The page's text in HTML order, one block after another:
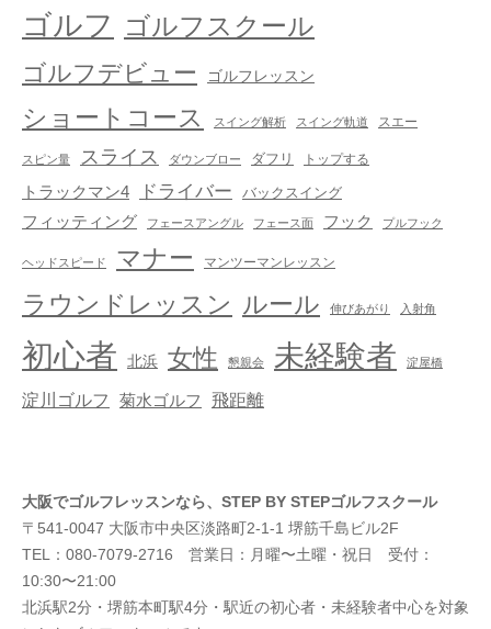
ゴルフ ゴルフスクール
ゴルフデビュー ゴルフレッスン
ショートコース スイング解析 スイング軌道 スエー
スピン量 スライス ダウンブロー ダフリ トップする
トラックマン4 ドライバー バックスイング
フィッティング フェースアングル フェース面 フック プルフック
ヘッドスピード マナー マンツーマンレッスン
ラウンドレッスン ルール 伸びあがり 入射角
初心者 北浜 女性 懇親会 未経験者 淀屋橋
淀川ゴルフ 菊水ゴルフ 飛距離
大阪でゴルフレッスンなら、STEP BY STEPゴルフスクール
〒541-0047 大阪市中央区淡路町2-1-1 堺筋千島ビル2F
TEL：080-7079-2716 営業日：月曜〜土曜・祝日 受付：
10:30〜21:00
北浜駅2分・堺筋本町駅4分・駅近の初心者・未経験者中心を対象